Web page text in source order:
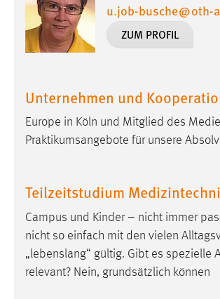
u.job-busche@oth-
ZUM PROFIL
Unternehmen und
Europe in Köln und Mitglied des
Praktikumsangebote für unsere
Teilzeitstudium
Campus und Kinder – nicht immer
nicht so einfach mit den vielen
„lebenslang“ gültig. Gibt es spezielle
relevant? Nein, grundsätzlich können
Zweck:
Cookie Laufzeit:
Facebook Pixel
Name: _fbp
Anbieter: Facebook
Cookie Laufzeit: 3 Monate
EXTERNE MEDIEN
Um Inhalte von Videoplattformen und